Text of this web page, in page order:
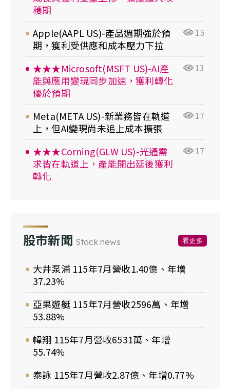
穫期
Apple(AAPL US)-產品週期強於預
期，獲利受供應和成本壓力下拉
15
★★★Microsoft(MSFT US)-AI產
能與應用變現同步加速，獲利轉化
優於預期
13
Meta(META US)-新業務皆在軌道
上，但AI變現尚未追上成本擴張
17
★★★Corning(GLW US)-光通需
求皆在軌道上，產能開出延後獲利
轉化
17
股市新聞 Stock news 看更多
大井泵浦 115年7月營收1.40億、年增
37.23%
亞果遊艇 115年7月營收2596萬、年增
53.88%
幃翔 115年7月營收6531萬、年增
55.74%
泰詠 115年7月營收2.87億、年增0.77%